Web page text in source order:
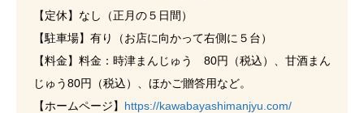
【定休】なし（正月の５日間）
【駐車場】有り（お店に向かって右側に５台）
【料金】料金：時津まんじゅう 80円（税込）、甘酒まん
じゅう80円（税込）、ほかご贈答用など。
【ホームページ】 https://kawabayashimanjyu.com/